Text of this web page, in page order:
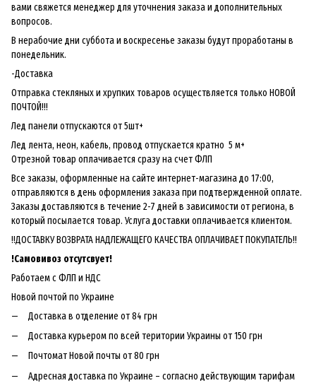
вами свяжется менеджер для уточнения заказа и дополнительных
вопросов.
В нерабочие дни суббота и воскресенье заказы будут проработаны в
понедельник.
-Доставка
Отправка стекляных и хрупких товаров осуществляется только НОВОЙ
ПОЧТОЙ!!!
Лед панели отпускаются от 5шт+
Лед лента, неон, кабель, провод отпускается кратно 5 м+
Отрезной товар оплачивается сразу на счет ФЛП
Все заказы, оформленные на сайте интернет-магазина до 17:00,
отправляются в день оформления заказа при подтвержденной оплате.
Заказы доставляются в течение 2-7 дней в зависимости от региона, в
который посылается товар. Услуга доставки оплачивается клиентом.
!!ДОСТАВКУ ВОЗВРАТА НАДЛЕЖАЩЕГО КАЧЕСТВА ОПЛАЧИВАЕТ ПОКУПАТЕЛЬ!!
!Самовивоз отсутсвует!
Работаем с ФЛП и НДС
Новой почтой по Украине
Доставка в отделение от 84 грн
Доставка курьером по всей територии Украины от 150 грн
Почтомат Новой почты от 80 грн
Адресная доставка по Украине – согласно действующим тарифам